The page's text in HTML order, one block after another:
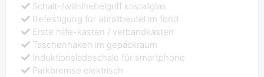
Schalt-/wählhebelgriff kristallglas
Befestigung für abfallbeutel im fond
Erste hilfe-kasten / verbandkasten
Taschenhaken im gepäckraum
Induktionsladeschale für smartphone
Parkbremse elektrisch